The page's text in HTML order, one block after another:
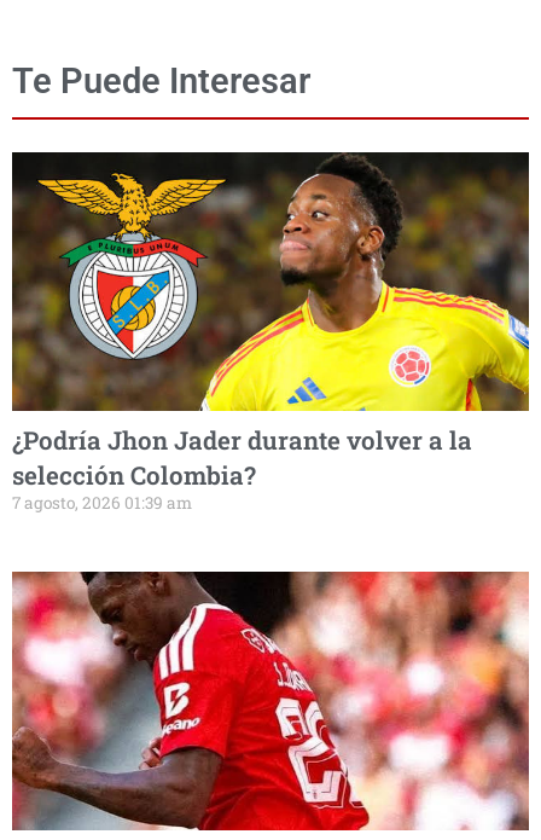
Te Puede Interesar
¿Podría Jhon Jader durante volver a la
selección Colombia?
7 agosto, 2026 01:39 am